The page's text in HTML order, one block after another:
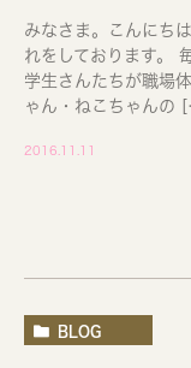
みなさま。こんにち
れをしております。
学生さんたちが職場
ゃん・ねこちゃんの
2016.11.11
BLOG